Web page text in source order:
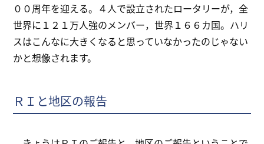
００周年を迎える。４人で設立されたロータリーが，全
世界に１２１万人強のメンバー，世界１６６カ国。ハリ
スはこんなに大きくなると思っていなかったのじゃない
かと想像されます。
ＲＩと地区の報告